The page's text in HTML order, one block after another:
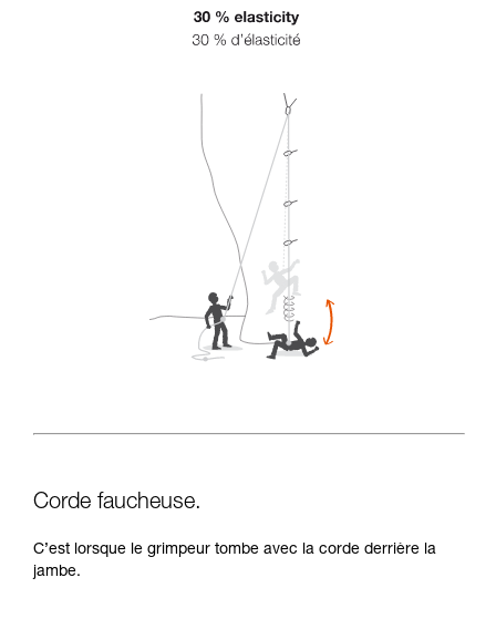
Corde faucheuse.
C’est lorsque le grimpeur tombe avec la corde derrière la
jambe.